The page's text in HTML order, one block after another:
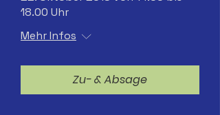
18.00 Uhr
Mehr Infos
Zu- & Absage